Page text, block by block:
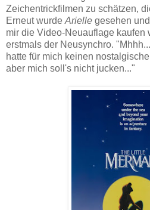
Zeichentrickfilmen zu schätzen,
Erneut wurde Arielle gesehen
mir die Video-Neuauflage kaufen
erstmals der Neusynchro.
hatte für mich keinen
aber mich soll's nicht jucken..."